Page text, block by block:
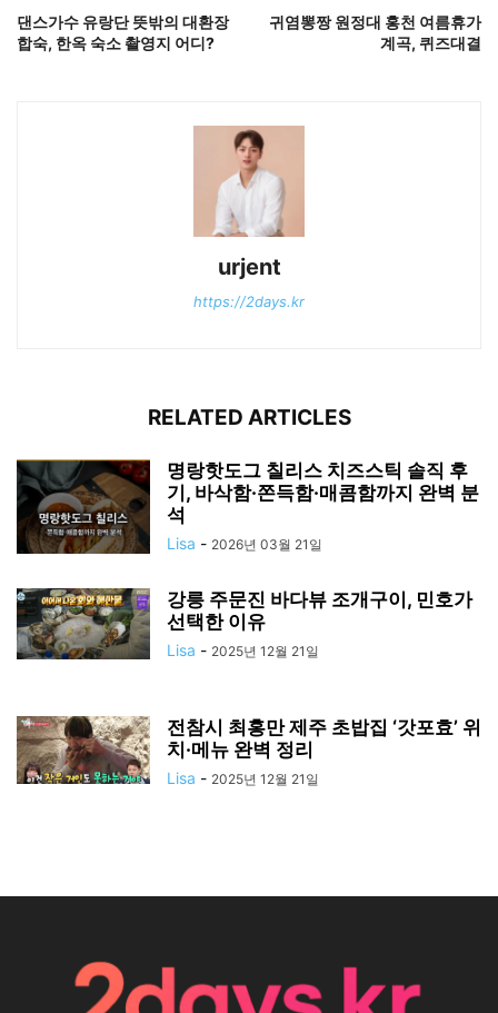
댄스가수 유랑단 뜻밖의 대환장
합숙, 한옥 숙소 촬영지 어디?
귀염뽕짱 원정대 홍천 여름휴가
계곡, 퀴즈대결
urjent
https://2days.kr
RELATED ARTICLES
명랑핫도그 칠리스 치즈스틱 솔직 후
기, 바삭함·쫀득함·매콤함까지 완벽 분
석
Lisa - 2026년 03월 21일
강릉 주문진 바다뷰 조개구이, 민호가
선택한 이유
Lisa - 2025년 12월 21일
전참시 최홍만 제주 초밥집 ‘갓포효’ 위
치·메뉴 완벽 정리
Lisa - 2025년 12월 21일